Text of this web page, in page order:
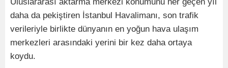
daha da pekiştiren İstanbul Havalimanı, son trafik
verileriyle birlikte dünyanın en yoğun hava ulaşım
merkezleri arasındaki yerini bir kez daha ortaya
koydu.